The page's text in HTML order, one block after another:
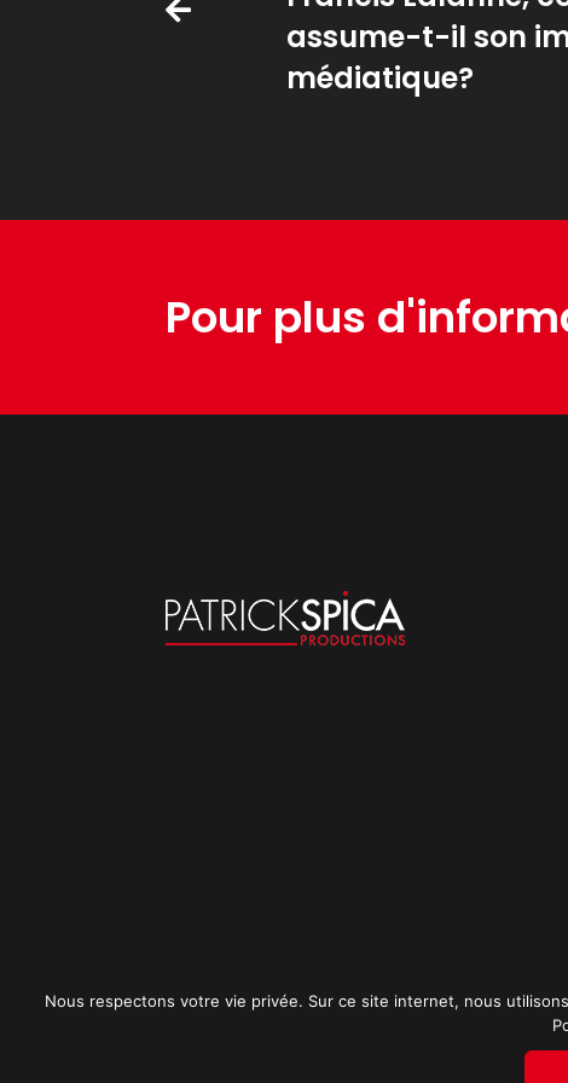
assume-t-il son
médiatique?
Pour plus
Politique de
Nous respectons votre vie privée. Sur ce site internet, nous